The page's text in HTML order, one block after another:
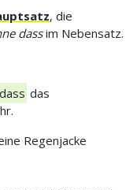
, die
dassim Nebensatz.
das
Regenjacke